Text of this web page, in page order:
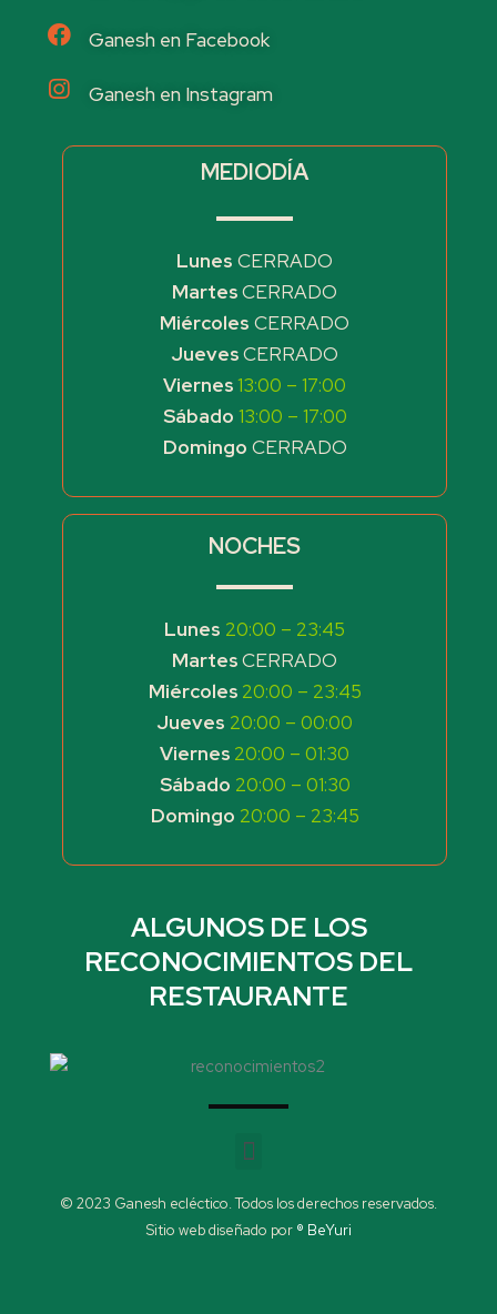
Ganesh en Facebook
Ganesh en Instagram
MEDIODÍA
Lunes CERRADO
MartesCERRADO
Miércoles CERRADO
JuevesCERRADO
Viernes13:00 – 17:00
Sábado 13:00 – 17:00
Domingo CERRADO
NOCHES
Lunes 20:00 – 23:45
MartesCERRADO
Miércoles 20:00 – 23:45
Jueves 20:00 – 00:00
Viernes 20:00 – 01:30
Sábado 20:00 – 01:30
Domingo 20:00 – 23:45
ALGUNOS DE LOS
RECONOCIMIENTOS DEL
RESTAURANTE
Menu
© 2023 Ganesh ecléctico. Todos los derechos reservados.
Sitio web diseñado por ® BeYuri